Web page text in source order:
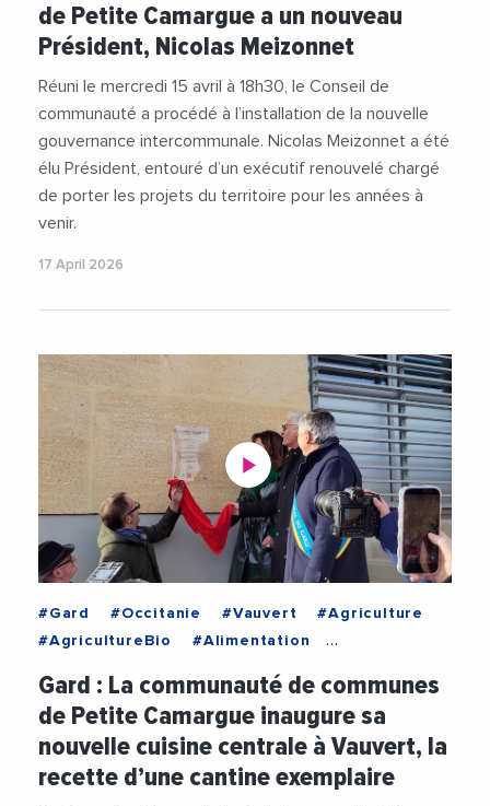
#Politique
de Petite Camargue a un nouveau
Président, Nicolas Meizonnet
Réuni le mercredi 15 avril à 18h30, le Conseil de
communauté a procédé à l’installation de la nouvelle
gouvernance intercommunale. Nicolas Meizonnet a été
élu Président, entouré d’un exécutif renouvelé chargé
de porter les projets du territoire pour les années à
venir.
17 April 2026
#Gard #Occitanie #Vauvert
#Agriculture
#AgricultureBio
#Alimentation
#CommunautePetiteCamargue
#Construction
#Education
#Energie
#JeromeBonet
#Photovoltaique
#Sante
#SantePublique
#Videos
Gard : La communauté de communes
de Petite Camargue inaugure sa
nouvelle cuisine centrale à Vauvert, la
recette d’une cantine exemplaire